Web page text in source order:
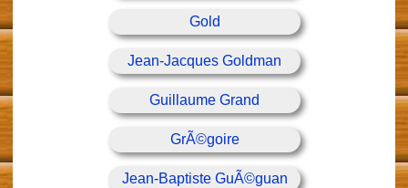
Gold
Jean-Jacques Goldman
Guillaume Grand
GrÃ©goire
Jean-Baptiste GuÃ©guan